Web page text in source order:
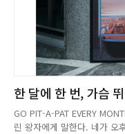
한 달에 한 번, 가슴
GO PIT-A-PAT EVERY
린 왕자에게 말한다. 네가 오